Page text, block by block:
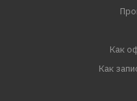
Как
Как